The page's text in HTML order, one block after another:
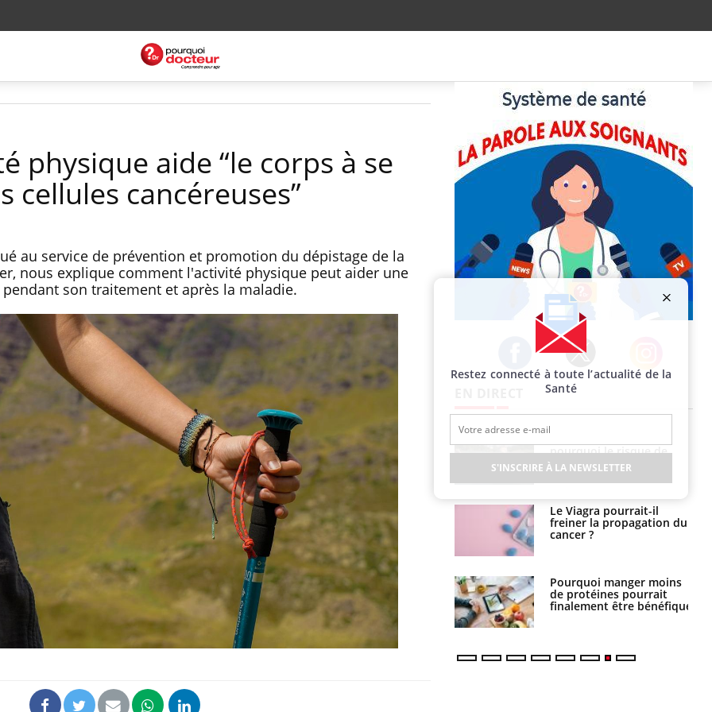
physique aide “le corps à se
cellules cancéreuses”
au service de prévention et promotion du dépistage de la
nous explique comment l'activité physique peut aider une
son traitement et après la maladie.
Facebook Twitter Instagram
Chikungunya, dengue,
West Nile : que se passe-
t-il dans le sud de la
Les médicaments GLP-1
protègent-ils aussi les os
Cytomégalovirus : ce qui
change dans la prise en
charge des femmes
La sieste empêche-t-elle
de dormir la nuit ?
VIH : la fin du comprimé
tous les jours se profile-t-
elle enfin ?
Pourquoi votre ventre
gâche-t-il les premiers
jours de vos vacances ?
pourquoi le risque de
noyade grimpe-t-il ?
Le Viagra pourrait-il
freiner la propagation du
cancer ?
Pourquoi manger moins
de protéines pourrait
finalement être bénéfique
Restez connecté à toute l’actualité de la
Santé
S'INSCRIRE À LA NEWSLETTER